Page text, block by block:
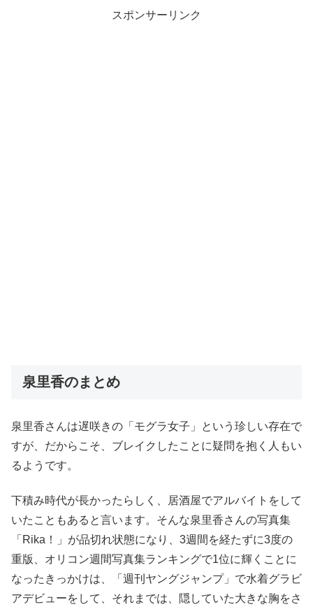
スポンサーリンク
泉里香のまとめ
泉里香さんは遅咲きの「モグラ女子」という珍しい存在で
すが、だからこそ、ブレイクしたことに疑問を抱く人もい
るようです。
下積み時代が長かったらしく、居酒屋でアルバイトをして
いたこともあると言います。そんな泉里香さんの写真集
「Rika！」が品切れ状態になり、3週間を経たずに3度の
重版、オリコン週間写真集ランキングで1位に輝くことに
なったきっかけは、「週刊ヤングジャンプ」で水着グラビ
アデビューをして、それまでは、隠していた大きな胸をさ